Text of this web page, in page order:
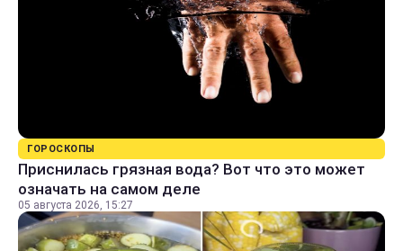
ГОРОСКОПЫ
Приснилась грязная вода? Вот что это может
означать на самом деле
05 августа 2026, 15:27